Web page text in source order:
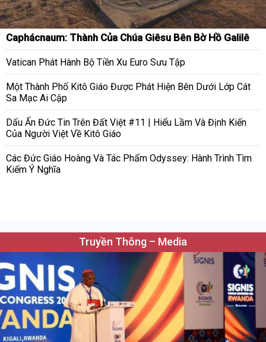
Caphácnaum: Thành Của Chúa Giêsu Bên Bờ Hồ Galilê
Vatican Phát Hành Bộ Tiền Xu Euro Sưu Tập
Một Thành Phố Kitô Giáo Được Phát Hiện Bên Dưới Lớp Cát
Sa Mạc Ai Cập
Dấu Ấn Đức Tin Trên Đất Việt #11 | Hiểu Lầm Và Định Kiến
Của Người Việt Về Kitô Giáo
Các Đức Giáo Hoàng Và Tác Phẩm Odyssey: Hành Trình Tìm
Kiếm Ý Nghĩa
Truyền Thông – Media